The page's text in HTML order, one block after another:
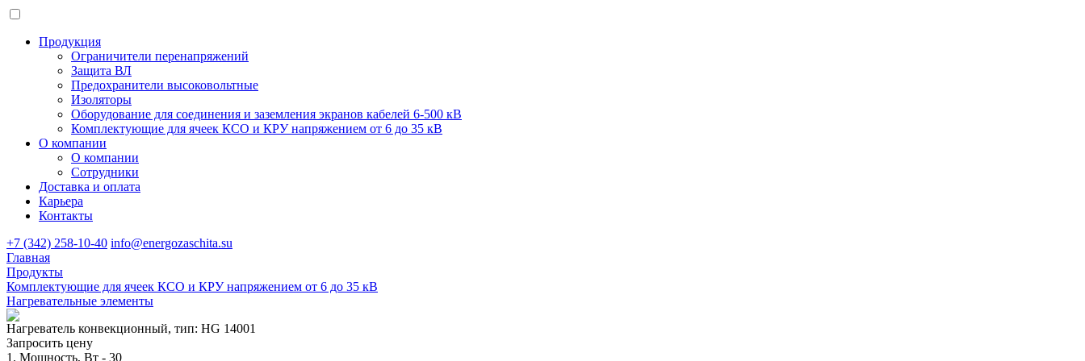
Продукция
Ограничители перенапряжений
Защита ВЛ
Предохранители высоковольтные
Изоляторы
Оборудование для соединения и заземления экранов кабелей 6-500 кВ
Комплектующие для ячеек КСО и КРУ напряжением от 6 до 35 кВ
О компании
О компании
Сотрудники
Доставка и оплата
Карьера
Контакты
+7 (342) 258-10-40 info@energozaschita.su
Главная
Продукты
Комплектующие для ячеек КСО и КРУ напряжением от 6 до 35 кВ
Нагревательные элементы
Нагреватель конвекционный, тип: HG 14001
Запросить цену
1. Мощность, Вт - 30